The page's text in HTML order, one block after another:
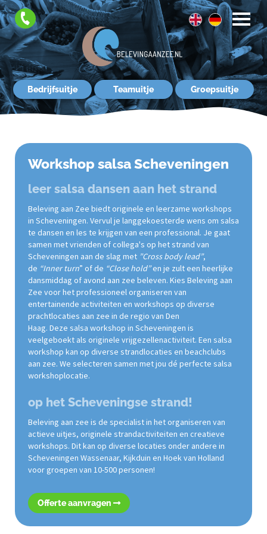
Bedrijfsuitje Teamuitje Groepsuitje
Contact
Workshop salsa Scheveningen
leer salsa dansen aan het strand
Beleving aan Zee biedt originele en leerzame workshops
in Scheveningen. Vervul je langgekoesterde wens om salsa
te dansen en les te krijgen van een professional. Je gaat
samen met vrienden of collega's op het strand van
Scheveningen aan de slag met ”Cross body lead”,
de “Inner turn” of de “Close hold”en je zult een heerlijke
dansmiddag of avond aan zee beleven. Kies Beleving aan
Zee voor het professioneel organiseren van
entertainende activiteiten en workshops op diverse
prachtlocaties aan zee in de regio van Den
Haag. Deze salsa workshop in Scheveningen is
veelgeboekt als originele vrijgezellenactiviteit. Een salsa
workshop kan op diverse strandlocaties en beachclubs
aan zee. We selecteren samen met jou dé perfecte salsa
workshoplocatie.
op het Scheveningse strand!
Beleving aan zee is de specialist in het organiseren van
actieve uitjes, originele strandactiviteiten en creatieve
workshops. Dit kan op diverse locaties onder andere in
Scheveningen Wassenaar, Kijkduin en Hoek van Holland
voor groepen van 10-500 personen!
Offerte aanvragen